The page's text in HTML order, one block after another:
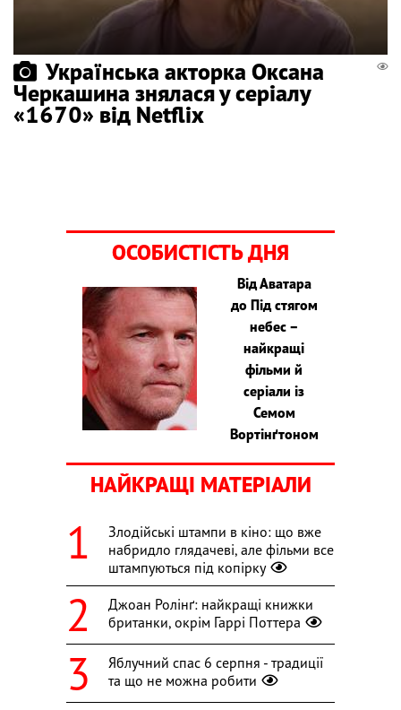
Українська акторка Оксана
Черкашина знялася у серіалу
«1670» від Netflix
ОСОБИСТІСТЬ ДНЯ
Від Аватара
до Під стягом
небес –
найкращі
фільми й
серіали із
Семом
Вортінґтоном
НАЙКРАЩІ МАТЕРІАЛИ
Злодійські штампи в кіно: що вже
набридло глядачеві, але фільми все
штампуються під копірку
Джоан Ролінґ: найкращі книжки
британки, окрім Гаррі Поттера
Яблучний спас 6 серпня - традиції
та що не можна робити